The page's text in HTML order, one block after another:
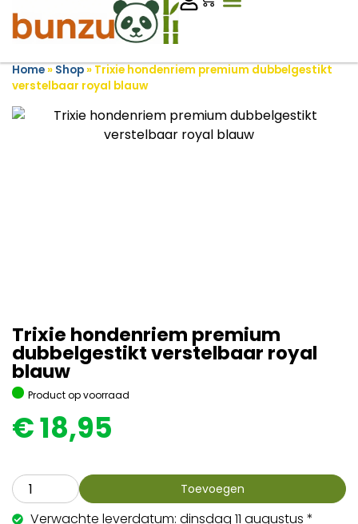
Home» Shop» Trixie hondenriem premium dubbelgestikt
verstelbaar royal blauw
Trixie hondenriem premium
dubbelgestikt verstelbaar royal
blauw
Product op voorraad
€18,95
Toevoegen
Verwachte leverdatum: dinsdag 11 augustus *